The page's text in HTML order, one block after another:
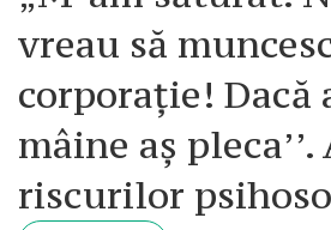
vreau să
corporație! Dacă
mâine aș
riscurilor